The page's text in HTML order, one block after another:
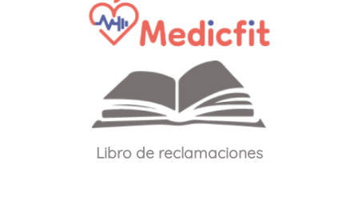
Libro de reclamaciones